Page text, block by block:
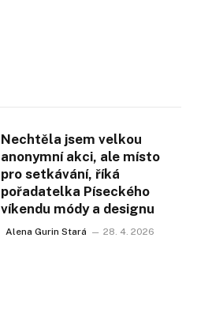
Nechtěla jsem velkou
anonymní akci, ale místo
pro setkávání, říká
pořadatelka Píseckého
víkendu módy a designu
Alena Gurin Stará 28. 4. 2026